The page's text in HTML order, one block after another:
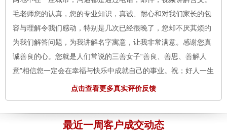
容与理解令我们感动，特别是几次已经很晚了，您却不厌其烦的
为我们解答问题，为我讲解名字寓意，让我非常满意。感谢您真
诚善良的心。您就是人们常说的三善女子“善良、善思、善解人
意”相信您一定会在幸福与快乐中成就自己的事业。祝；好人一生
平安！感谢您——孩子的母亲。
8月6日
订单号为：135****5034 的 金先生：一直都相信八字取名字，我
好。看到贵站的毛老师，经过沟通还是觉得有信心，毛老师第一
点击查看更多真实评价反馈
最近一周客户成交动态
订单号为：135****4589的 四川涪陵崔小姐：您给孩子
取名-598元汇款已经收到。8月6日
订单号为：132****6735 的 广东江门姚先生：您的个人
改名-898元汇款已经收到。8月6日
订单号为：138****5567的 江苏苏州林先生：您的孩子
改名-898元汇款已经收到。8月6日
订单号为：136****5568的 陕西榆林石先生：你的公司